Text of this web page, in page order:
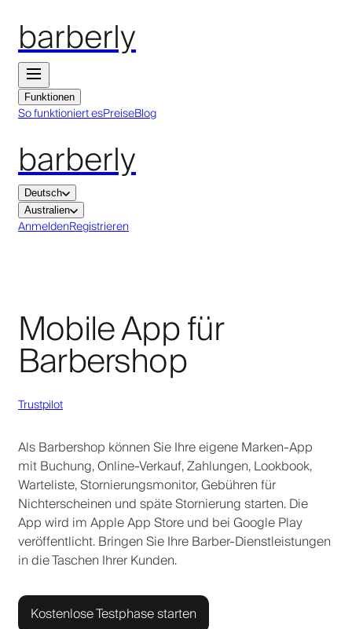
barberly
Funktionen
So funktioniert esPreiseBlog
barberly
Deutsch
Australien
AnmeldenRegistrieren
Mobile App für
Barbershop
Trustpilot
Als Barbershop können Sie Ihre eigene Marken-App
mit Buchung, Online-Verkauf, Zahlungen, Lookbook,
Warteliste, Stornierungsmonitor, Gebühren für
Nichterscheinen und späte Stornierung starten. Die
App wird im Apple App Store und bei Google Play
veröffentlicht. Bringen Sie Ihre Barber-Dienstleistungen
in die Taschen Ihrer Kunden.
Kostenlose Testphase starten